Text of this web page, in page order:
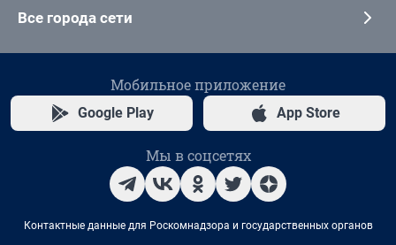
Все города сети
Мобильное приложение
Google Play App Store
Мы в соцсетях
Контактные данные для Роскомнадзора и государственных органов